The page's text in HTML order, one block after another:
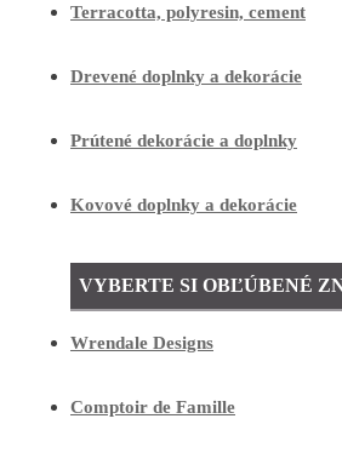
Terracotta, polyresin, cement
Drevené doplnky a dekorácie
Prútené dekorácie a doplnky
Kovové doplnky a dekorácie
VYBERTE SI OBĽÚBENÉ
Wrendale Designs
Comptoir de Famille